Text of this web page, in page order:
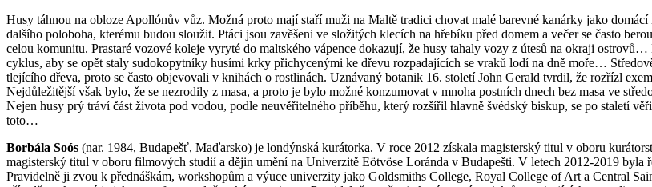
Husy táhnou na obloze Apollónův vůz. Možná proto mají staří muži na Maltě tradici chovat malé barevné kanárky jako
dalšího poloboha, kterému budou sloužit. Ptáci jsou zavěšeni ve složitých klecích na hřebíku před domem a večer se často
celou komunitu. Prastaré vozové koleje vyryté do maltského vápence dokazují, že husy tahaly vozy z útesů na okraji
cyklus, aby se opět staly sudokopytníky husími krky přichycenými ke dřevu rozpadajících se vraků lodí na dně moře…
tlejícího dřeva, proto se často objevovali v knihách o rostlinách. Uznávaný botanik 16. století John Gerald tvrdil, že rozřízl
Nejdůležitější však bylo, že se nezrodily z masa, a proto je bylo možné konzumovat v mnoha postních dnech bez masa ve
Nejen husy prý tráví část života pod vodou, podle neuvěřitelného příběhu, který rozšířil hlavně švédský biskup, se po staletí
toto…
Borbála Soós (nar. 1984, Budapešť, Maďarsko) je londýnská kurátorka. V roce 2012 získala magisterský titul v oboru
magisterský titul v oboru filmových studií a dějin umění na Univerzitě Eötvöse Loránda v Budapešti. V letech 2012-2019 byla
Pravidelně ji zvou k přednáškám, workshopům a výuce univerzity jako Goldsmiths College, Royal College of Art a Central